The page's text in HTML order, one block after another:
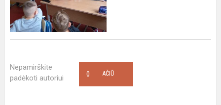
Nepamirškite
padėkoti autoriui
AČIŪ
0